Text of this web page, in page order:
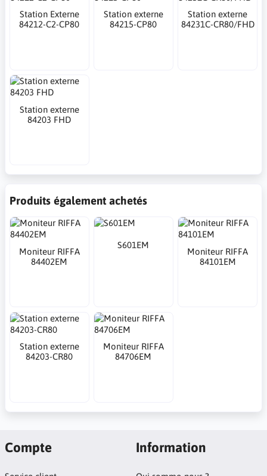
Station Externe
84212-C2-CP80
Station externe
84215-CP80
Station externe
84231C-CR80/FHD
Station externe
84203 FHD
Produits également achetés
Moniteur RIFFA
84402EM
S601EM
Moniteur RIFFA
84101EM
Station externe
84203-CR80
Moniteur RIFFA
84706EM
Compte Information